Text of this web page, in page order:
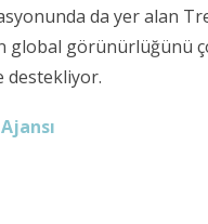
da yer alan
global görünürlüğünü
destekliyor.